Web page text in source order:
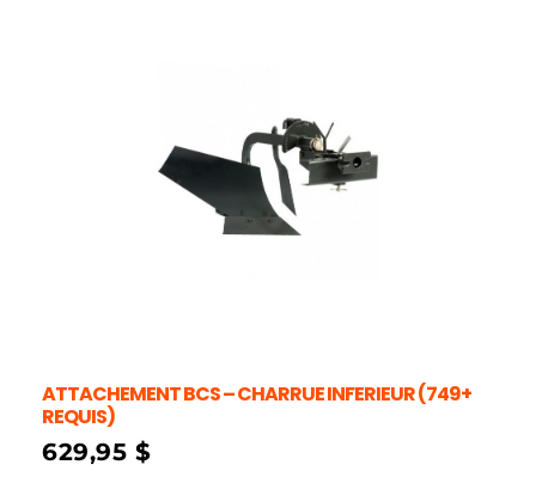
ATTACHEMENT BCS – CHARRUE INFERIEUR (749+
REQUIS)
629,95$